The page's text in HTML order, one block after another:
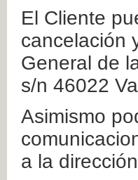
El Cliente
cancelación
General de
s/n 46022
Asimismo
a la